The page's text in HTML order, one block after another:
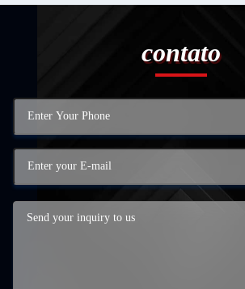
contato